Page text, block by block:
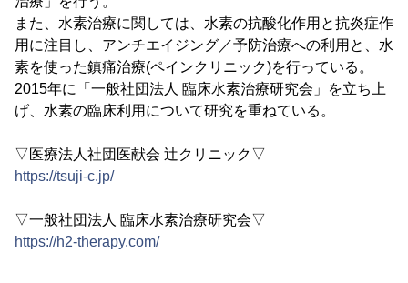
また、水素治療に関しては、水素の抗酸化作用と抗炎症作
用に注目し、アンチエイジング／予防治療への利用と、水
素を使った鎮痛治療(ペインクリニック)を行っている。
2015年に「一般社団法人 臨床水素治療研究会」を立ち上
げ、水素の臨床利用について研究を重ねている。
▽医療法人社団医献会 辻クリニック▽
https://tsuji-c.jp/
▽一般社団法人 臨床水素治療研究会▽
https://h2-therapy.com/